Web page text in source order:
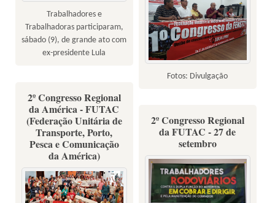
Trabalhadores e
Trabalhadoras participaram,
sábado (9), de grande ato com
ex-presidente Lula
Fotos: Divulgação
2º Congresso Regional
da América - FUTAC
(Federação Unitária de
Transporte, Porto,
Pesca e Comunicação
da América)
2º Congresso Regional
da FUTAC - 27 de
setembro